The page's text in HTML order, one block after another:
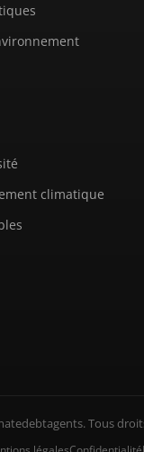
climatique
Tous